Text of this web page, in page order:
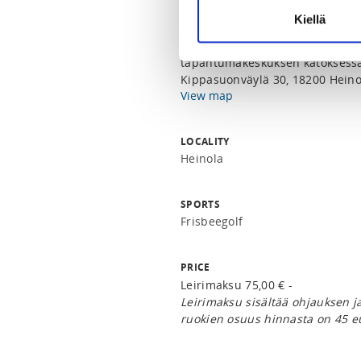
Kiellä
tapahtumakeskuksen
Kippasuonväylä 30, 18200
View map
LOCALITY
Heinola
SPORTS
Frisbeegolf
PRICE
Leirimaksu 75,00 € -
Leirimaksu sisältää ohjauksen
ruokien osuus hinnasta on 45